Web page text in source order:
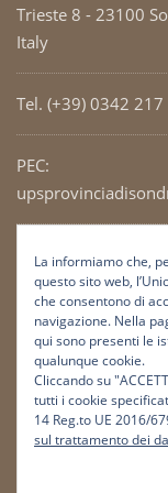
Trieste 8 - 23100
Italy
Tel. (+39) 0342 217
PEC:
Codice Fiscale:
La informiamo che,
questo sito web,
che consentono di
navigazione. Nella
qui sono presenti le
qualunque cookie.
Cliccando su
tutti i cookie
14 Reg.to UE 2016/
sul trattamento dei